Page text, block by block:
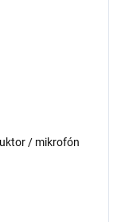
/ mikrofón